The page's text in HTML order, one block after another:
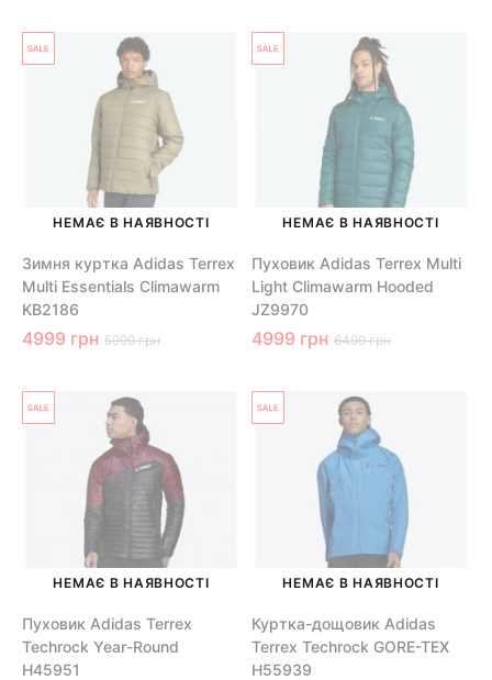
НЕМАЄ В НАЯВНОСТІ
Зимня куртка Adidas Terrex
Multi Essentials Climawarm
KB2186
4999 грн 5999 грн
НЕМАЄ В НАЯВНОСТІ
Пуховик Adidas Terrex Multi
Light Climawarm Hooded
JZ9970
4999 грн 6499 грн
НЕМАЄ В НАЯВНОСТІ
Пуховик Adidas Terrex
Techrock Year-Round
H45951
НЕМАЄ В НАЯВНОСТІ
Куртка-дощовик Adidas
Terrex Techrock GORE-TEX
H55939